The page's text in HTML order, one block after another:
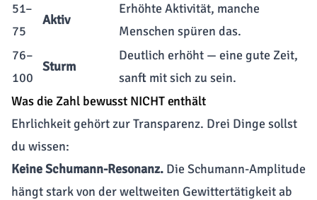
51–
75
Aktiv
Erhöhte Aktivität, manche
Menschen spüren das.
76–
100
Sturm
Deutlich erhöht — eine gute Zeit,
sanft mit sich zu sein.
Was die Zahl bewusst NICHT enthält
Ehrlichkeit gehört zur Transparenz. Drei Dinge sollst
du wissen:
Keine Schumann-Resonanz. Die Schumann-Amplitude
hängt stark von der weltweiten Gewittertätigkeit ab